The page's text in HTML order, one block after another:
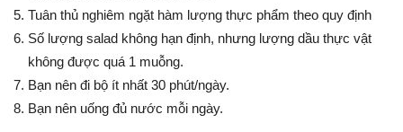
Tuân thủ nghiêm ngặt hàm lượng thực phẩm theo quy định
Số lượng salad không hạn định, nhưng lượng dầu thực vật
không được quá 1 muỗng.
Bạn nên đi bộ ít nhất 30 phút/ngày.
Bạn nên uống đủ nước mỗi ngày.